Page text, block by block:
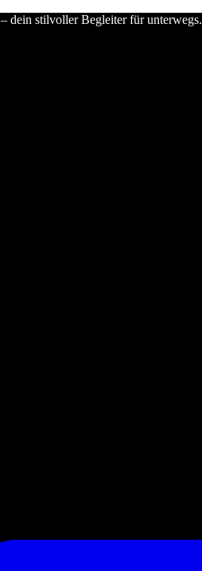
– dein stilvoller Begleiter für unterwegs.